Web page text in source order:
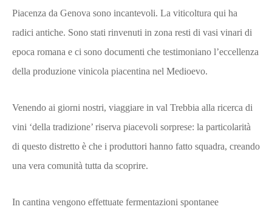
Piacenza da Genova sono incantevoli. La viticoltura qui ha
radici antiche. Sono stati rinvenuti in zona resti di vasi vinari di
epoca romana e ci sono documenti che testimoniano l’eccellenza
della produzione vinicola piacentina nel Medioevo.
Venendo ai giorni nostri, viaggiare in val Trebbia alla ricerca di
vini ‘della tradizione’ riserva piacevoli sorprese: la particolarità
di questo distretto è che i produttori hanno fatto squadra, creando
una vera comunità tutta da scoprire.
In cantina vengono effettuate fermentazioni spontanee